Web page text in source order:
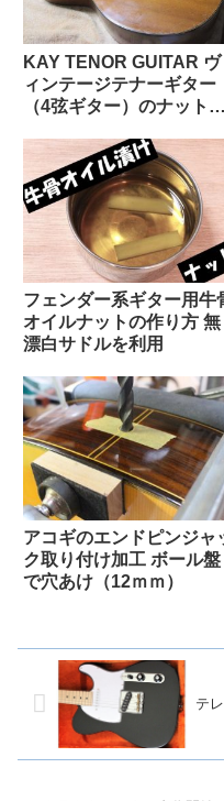
KAY TENOR GUITAR ヴ
ィンテージテナーギター
（4弦ギター）のナット交
フェンダー系ギター用牛
オイルナットの作り方 無
漂白サドルを利用
アコギのエンドピンジャ
ク取り付け加工 ボール盤
で穴あけ（12ｍｍ）
テ